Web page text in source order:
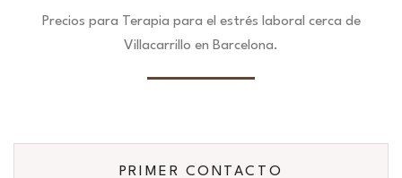
Precios para Terapia para el estrés laboral cerca de
Villacarrillo en Barcelona.
PRIMER CONTACTO